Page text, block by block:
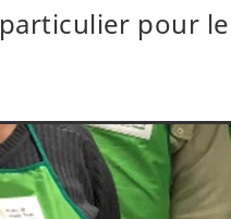
particulier pour